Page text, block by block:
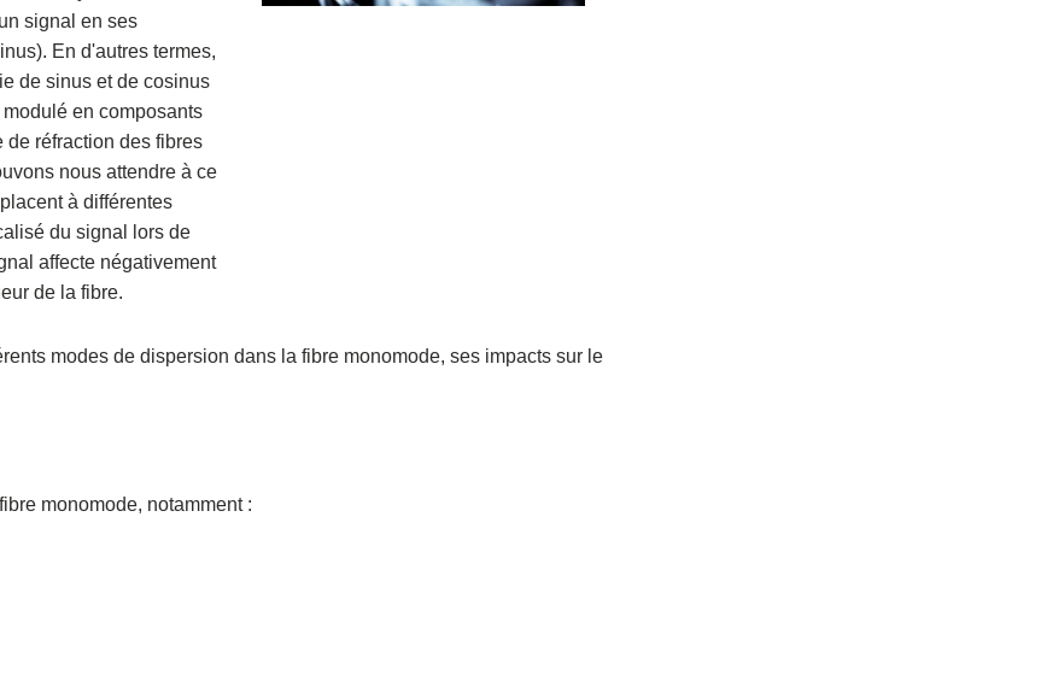
signal en ses
En d'autres termes,
de sinus et de cosinus
en composants
réfraction des fibres
nous attendre à ce
à différentes
du signal lors de
affecte négativement
de la fibre.
modes de dispersion dans la fibre monomode, ses impacts sur le
monomode, notamment :